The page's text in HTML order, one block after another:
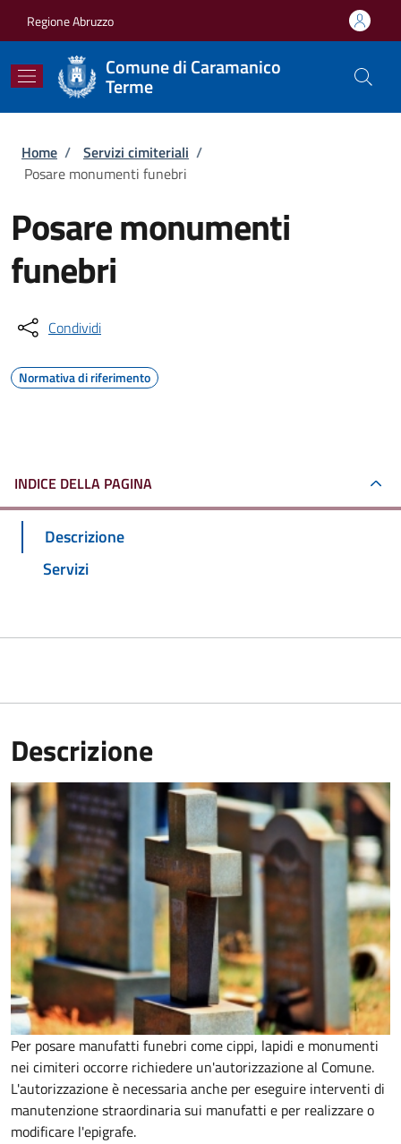
Regione Abruzzo
Comune di Caramanico
Terme
Briciole di pane
Home / Servizi cimiteriali /
Posare monumenti funebri
Posare monumenti
funebri
Condividi
Normativa di riferimento
INDICE DELLA PAGINA
Descrizione
Servizi
Descrizione
Per posare manufatti funebri come cippi, lapidi e monumenti
nei cimiteri occorre richiedere un'autorizzazione al Comune.
L'autorizzazione è necessaria anche per eseguire interventi di
manutenzione straordinaria sui manufatti e per realizzare o
modificare l'epigrafe.